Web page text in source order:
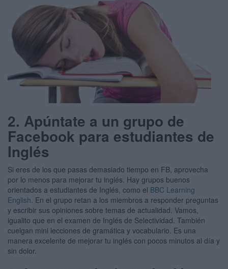
2. Apúntate a un grupo de
Facebook para estudiantes de
Inglés
Si eres de los que pasas demasiado tiempo en FB, aprovecha
por lo menos para mejorar tu inglés. Hay grupos buenos
orientados a estudiantes de Inglés, como el BBC Learning
English . En el grupo retan a los miembros a responder preguntas
y escribir sus opiniones sobre temas de actualidad. Vamos,
igualito que en el examen de Inglés de Selectividad. También
cuelgan mini lecciones de gramática y vocabulario. Es una
manera excelente de mejorar tu inglés con pocos minutos al día y
sin dolor.